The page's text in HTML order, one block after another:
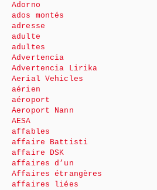
Adorno
ados montés
adresse
adulte
adultes
Advertencia
Advertencia Lirika
Aerial Vehicles
aérien
aéroport
Aeroport Nann
AESA
affables
affaire Battisti
affaire DSK
affaires d’un
Affaires étrangères
affaires liées